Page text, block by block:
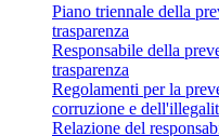
Piano triennale della
trasparenza
Responsabile della
trasparenza
Regolamenti per la
corruzione e
Relazione del